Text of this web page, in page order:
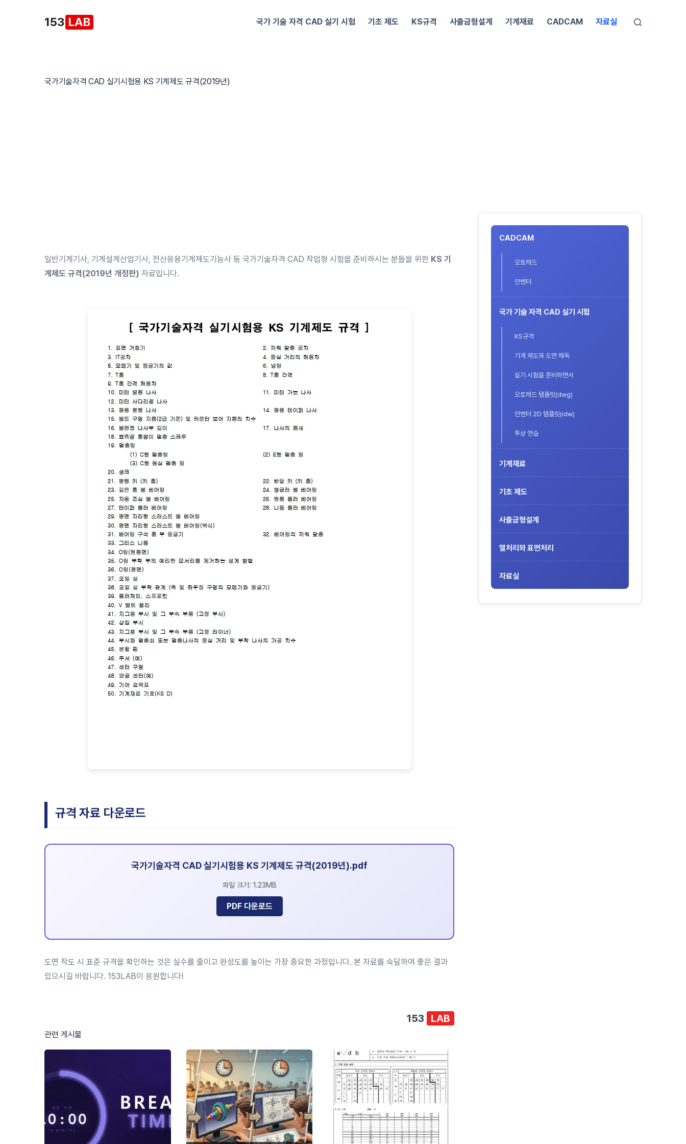
153 LAB 국가 기술 자격 CAD 실기 시험 기초 제도 KS규격 사출금형설계 기계재료 CADCAM 자료실
국가기술자격 CAD 실기시험용 KS 기계제도 규격(2019년)
일반기계기사, 기계설계산업기사, 전산응용기계제도기능사 등 국가기술자격 CAD 작업형 시험을 준비하시는 분들을 위한 KS 기
계제도 규격(2019년 개정판) 자료입니다.
규격 자료 다운로드
국가기술자격 CAD 실기시험용 KS 기계제도 규격(2019년).pdf
파일 크기: 1.23MB
PDF 다운로드
도면 작도 시 표준 규격을 확인하는 것은 실수를 줄이고 완성도를 높이는 가장 중요한 과정입니다. 본 자료를 숙달하여 좋은 결과
있으시길 바랍니다. 153LAB이 응원합니다!
153 LAB
관련 게시물
CADCAM
오토캐드
인벤터
국가 기술 자격 CAD 실기 시험
KS규격
기계 제도와 도면 해독
실기 시험을 준비하면서
오토캐드 템플릿(dwg)
인벤터 2D 템플릿(idw)
투상 연습
기계재료
기초 제도
사출금형설계
열처리와 표면처리
자료실